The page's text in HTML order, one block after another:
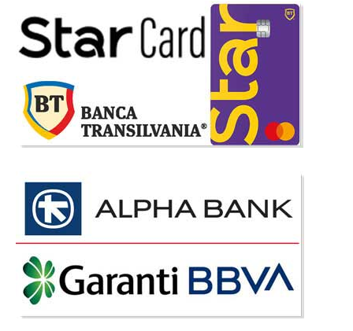
-46%
Canapea Extensibila 3 Locuri Natural
sufrageria este camera in care ne primim musafirii, este oglinda intregii
case, de aceea este foarte important sa acordam atentie elementelor de
mobila si mobilier dar mai ales setului de canapele, colta..
4.604 Lei